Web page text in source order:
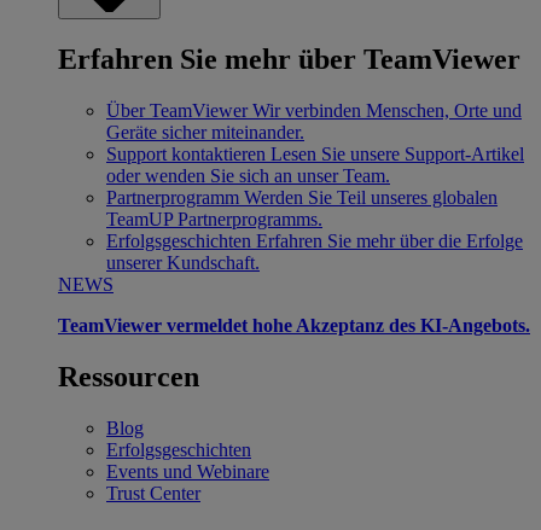
Erfahren Sie mehr über TeamViewer
Über TeamViewer Wir verbinden Menschen, Orte und
Geräte sicher miteinander.
Support kontaktieren Lesen Sie unsere Support-Artikel
oder wenden Sie sich an unser Team.
Partnerprogramm Werden Sie Teil unseres globalen
TeamUP Partnerprogramms.
Erfolgsgeschichten Erfahren Sie mehr über die Erfolge
unserer Kundschaft.
NEWS
TeamViewer vermeldet hohe Akzeptanz des KI-Angebots.
Ressourcen
Blog
Erfolgsgeschichten
Events und Webinare
Trust Center